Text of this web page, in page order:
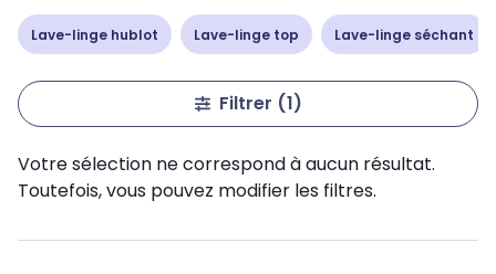
Lave-linge hublot Lave-linge top Lave-linge séchant
Filtrer (1)
Votre sélection ne correspond à aucun résultat.
Toutefois, vous pouvez modifier les filtres.